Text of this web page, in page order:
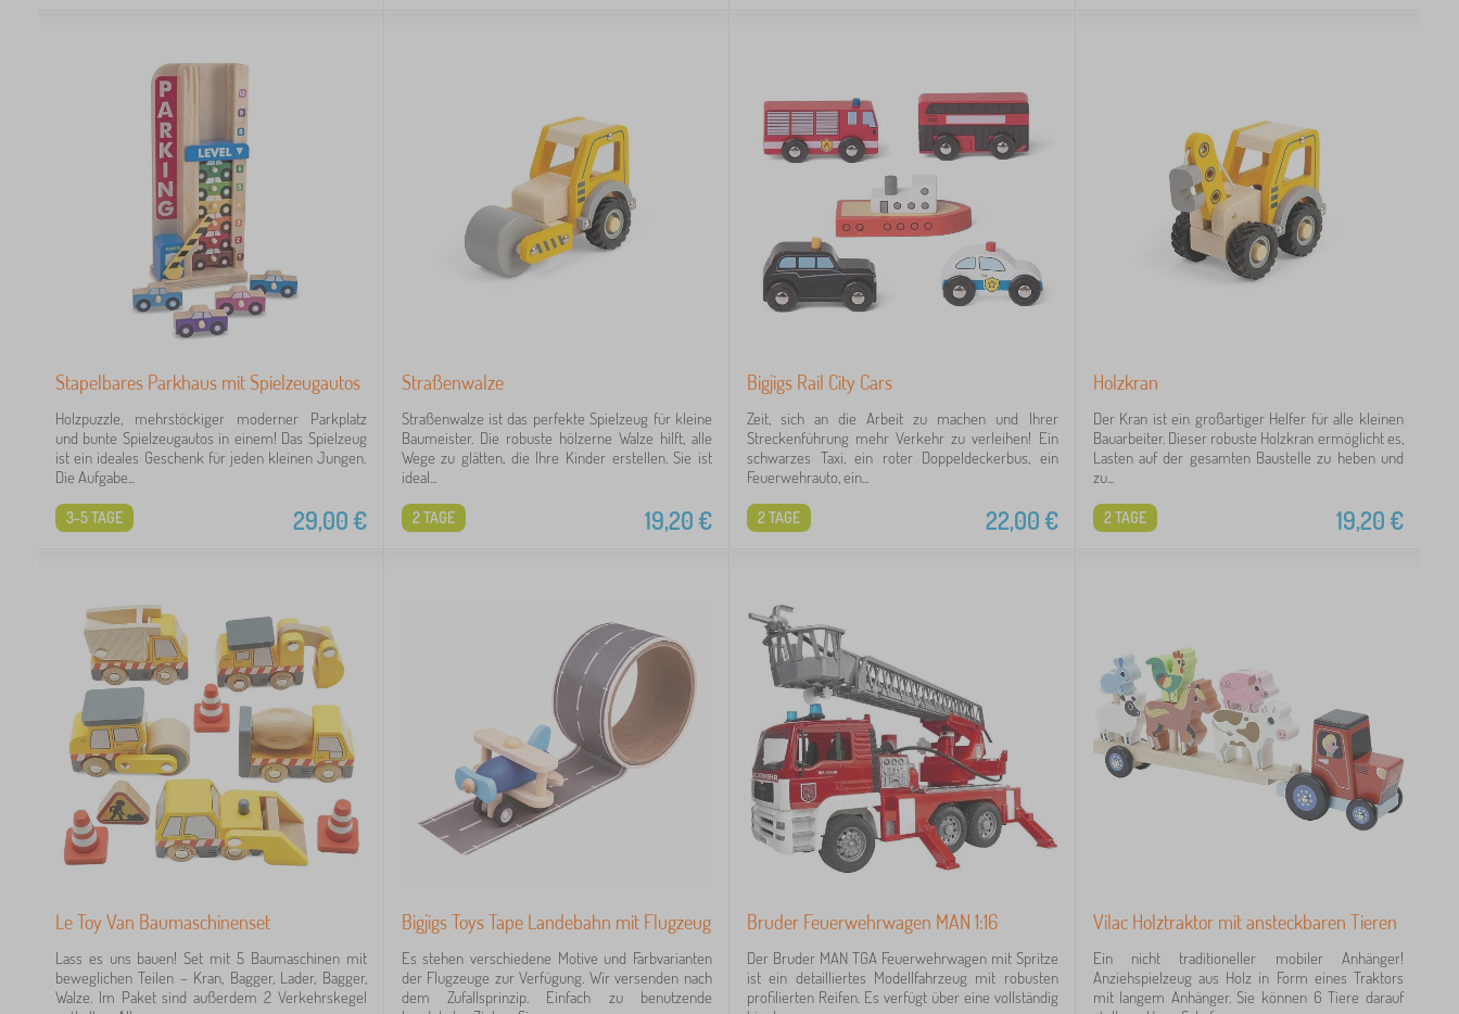
Stapelbares Parkhaus mit Spielzeugautos
Holzpuzzle, mehrstöckiger moderner Parkplatz
und bunte Spielzeugautos in einem! Das Spielzeug
ist ein ideales Geschenk für jeden kleinen Jungen.
Die Aufgabe...
29,00€
3-5 TAGE
Straßenwalze
Straßenwalze ist das perfekte Spielzeug für kleine
Baumeister. Die robuste hölzerne Walze hilft, alle
Wege zu glätten, die Ihre Kinder erstellen. Sie ist
ideal...
19,20€
2 TAGE
Bigjigs Rail City Cars
Zeit, sich an die Arbeit zu machen und Ihrer
Streckenführung mehr Verkehr zu verleihen! Ein
schwarzes Taxi, ein roter Doppeldeckerbus, ein
Feuerwehrauto, ein...
22,00€
2 TAGE
Holzkran
Der Kran ist ein großartiger Helfer für alle kleinen
Bauarbeiter. Dieser robuste Holzkran ermöglicht es,
Lasten auf der gesamten Baustelle zu heben und
zu...
19,20€
2 TAGE
Le Toy Van Baumaschinenset
Lass es uns bauen! Set mit 5 Baumaschinen mit
beweglichen Teilen – Kran, Bagger, Lader, Bagger,
Walze. Im Paket sind außerdem 2 Verkehrskegel
Bigjigs Toys Tape Landebahn mit Flugzeug
Es stehen verschiedene Motive und Farbvarianten
der Flugzeuge zur Verfügung. Wir versenden nach
dem Zufallsprinzip. Einfach zu benutzende
Bruder Feuerwehrwagen MAN 1:16
Der Bruder MAN TGA Feuerwehrwagen mit Spritze
ist ein detailliertes Modellfahrzeug mit robusten
profilierten Reifen. Es verfügt über eine vollständig
Vilac Holztraktor mit ansteckbaren Tieren
Ein nicht traditioneller mobiler Anhänger!
Anziehspielzeug aus Holz in Form eines Traktors
mit langem Anhänger. Sie können 6 Tiere darauf